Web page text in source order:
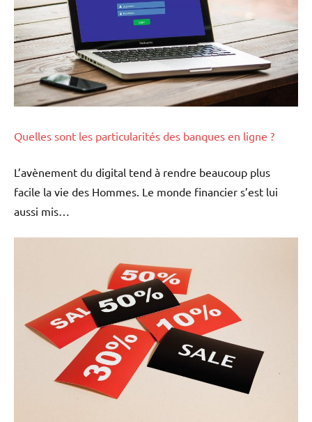
Quelles sont les particularités des banques en ligne ?
L’avènement du digital tend à rendre beaucoup plus
facile la vie des Hommes. Le monde financier s’est lui
aussi mis…